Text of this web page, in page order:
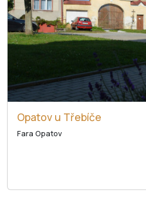
Opatov u Třebíče
Fara Opatov